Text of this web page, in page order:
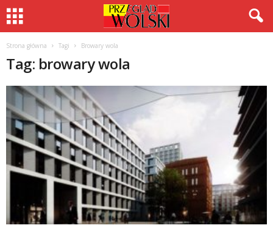
Strona główna Tagi Browary wola
Tag: browary wola